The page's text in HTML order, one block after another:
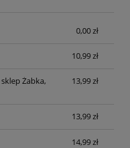
płatności
0,00 zł
10,99 zł
Żabka,
13,99 zł
13,99 zł
14,99 zł